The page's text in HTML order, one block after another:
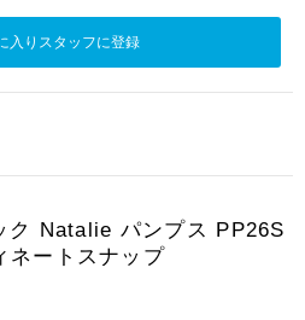
入りスタッフに登録
ク Natalie パンプス PP26S
ネートスナップ